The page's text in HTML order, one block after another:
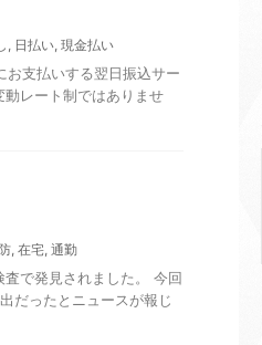
日払い 現金払い
お支払いする翌日振込サー
レート制ではありませ
在宅 通勤
で発見されました。 今回
だったとニュースが報じ